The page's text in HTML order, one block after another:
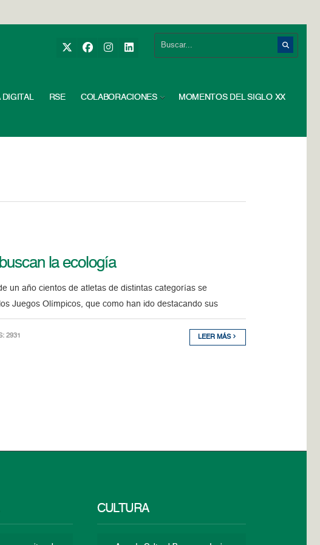
DIGITAL RSE COLABORACIONES MOMENTOS DEL SIGLO XX
la ecología
un año cientos de atletas de distintas categorías se
Juegos Olímpicos, que como han ido destacando sus
2931 LEER MÁS
CULTURA